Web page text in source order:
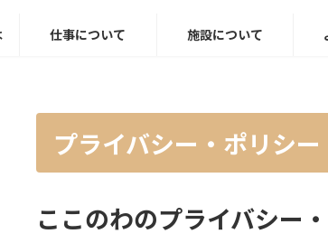
仕事について 施設について
プライバシー・ポリシー
ここのわのプライバシー